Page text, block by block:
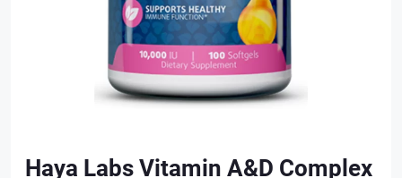
Haya Labs Vitamin A&D Complex